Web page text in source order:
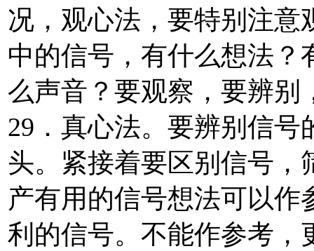
况，观心法，要特别注意
中的信号，有什么想法？
么声音？要观察，要辨别
29．真心法。要辨别信
头。紧接着要区别信号，
产有用的信号想法可以
利的信号。不能作参考，